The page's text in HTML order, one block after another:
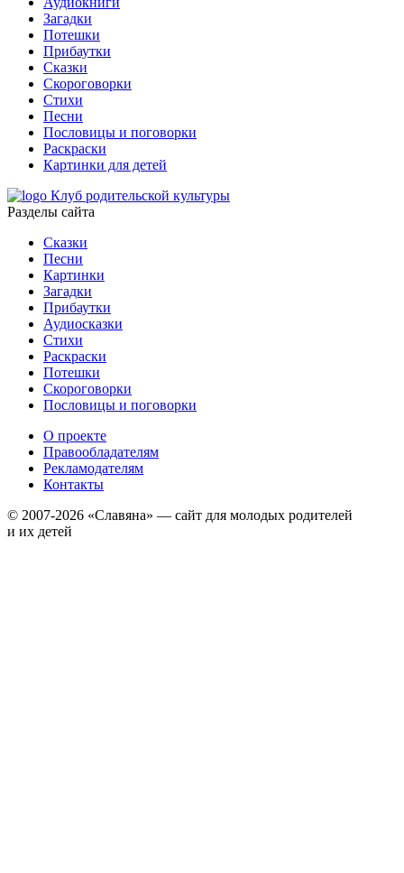
Загадки
Потешки
Прибаутки
Сказки
Скороговорки
Стихи
Песни
Пословицы и поговорки
Раскраски
Картинки для детей
Клуб родительской культуры
Разделы сайта
Сказки
Песни
Картинки
Загадки
Прибаутки
Аудиосказки
Стихи
Раскраски
Потешки
Скороговорки
Пословицы и поговорки
О проекте
Правообладателям
Рекламодателям
Контакты
© 2007-2026 «Славяна» — сайт для молодых родителей
и их детей